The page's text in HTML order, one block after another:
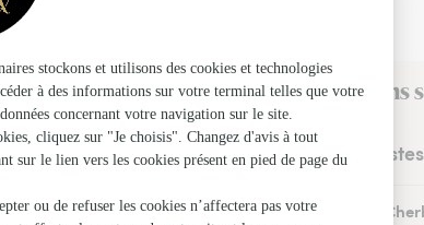
à Saint-Sauveur-le-Vicomte et dans
Les
Fleuristes à